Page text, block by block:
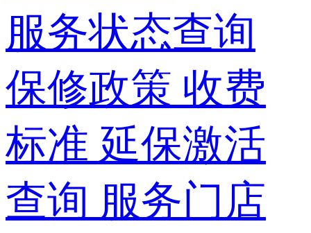
服务状态查询
保修政策 收费
标准 延保激活
查询 服务门店